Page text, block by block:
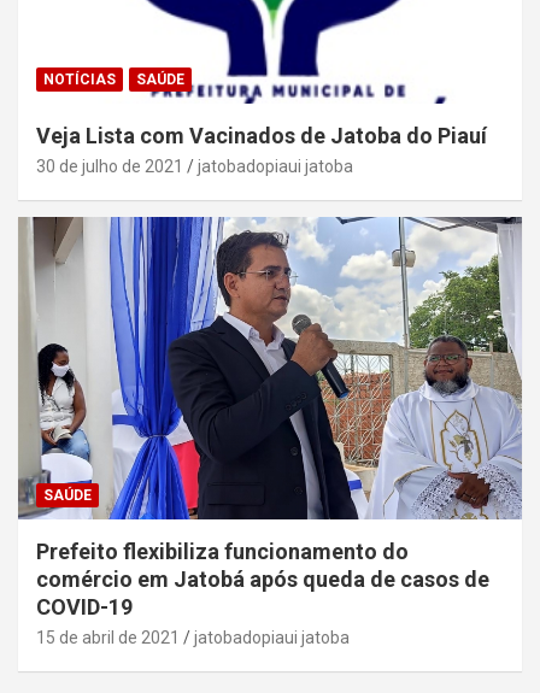
NOTÍCIAS SAÚDE
Veja Lista com Vacinados de Jatoba do Piauí
30 de julho de 2021 jatobadopiaui jatoba
SAÚDE
Prefeito flexibiliza funcionamento do
comércio em Jatobá após queda de casos de
COVID-19
15 de abril de 2021 jatobadopiaui jatoba